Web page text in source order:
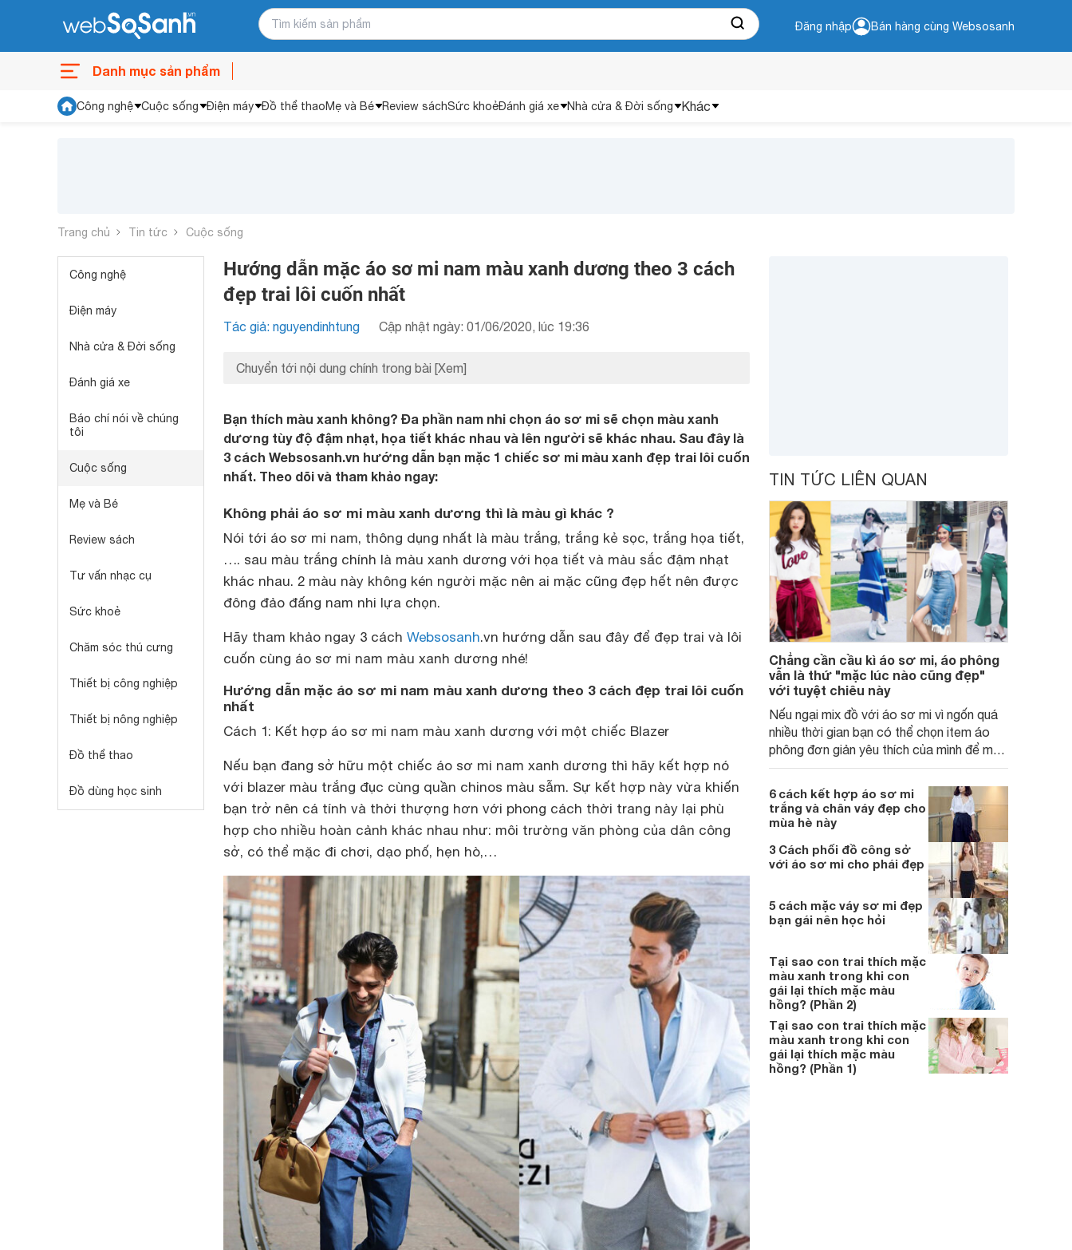
Đăng nhập Bán hàng cùng Websosanh
Danh mục sản phẩm
Công nghệ Cuộc sống Điện máy Đồ thể thaoMẹ và Bé Review sáchSức khoẻĐánh giá xe Nhà cửa & Đời sống Khác
Trang chủ Tin tức Cuộc sống
Công nghệ
Điện máy
Nhà cửa & Đời sống
Đánh giá xe
Báo chí nói về chúng
tôi
Cuộc sống
Mẹ và Bé
Review sách
Tư vấn nhạc cụ
Sức khoẻ
Chăm sóc thú cưng
Thiết bị công nghiệp
Thiết bị nông nghiệp
Đồ thể thao
Đồ dùng học sinh
Hướng dẫn mặc áo sơ mi nam màu xanh dương theo 3 cách
đẹp trai lôi cuốn nhất
Tác giả: nguyendinhtung Cập nhật ngày: 01/06/2020, lúc 19:36
Chuyển tới nội dung chính trong bài [Xem]
Bạn thích màu xanh không? Đa phần nam nhi chọn áo sơ mi sẽ chọn màu xanh
dương tùy độ đậm nhạt, họa tiết khác nhau và lên người sẽ khác nhau. Sau đây là
3 cách Websosanh.vn hướng dẫn bạn mặc 1 chiếc sơ mi màu xanh đẹp trai lôi cuốn
nhất. Theo dõi và tham khảo ngay:
Không phải áo sơ mi màu xanh dương thì là màu gì khác ?
Nói tới áo sơ mi nam, thông dụng nhất là màu trắng, trắng kẻ sọc, trắng họa tiết,
…. sau màu trắng chính là màu xanh dương với họa tiết và màu sắc đậm nhạt
khác nhau. 2 màu này không kén người mặc nên ai mặc cũng đẹp hết nên được
đông đảo đấng nam nhi lựa chọn.
Hãy tham khảo ngay 3 cách Websosanh.vn hướng dẫn sau đây để đẹp trai và lôi
cuốn cùng áo sơ mi nam màu xanh dương nhé!
Hướng dẫn mặc áo sơ mi nam màu xanh dương theo 3 cách đẹp trai lôi cuốn
nhất
Cách 1: Kết hợp áo sơ mi nam màu xanh dương với một chiếc Blazer
Nếu bạn đang sở hữu một chiếc áo sơ mi nam xanh dương thì hãy kết hợp nó
với blazer màu trắng đục cùng quần chinos màu sẫm. Sự kết hợp này vừa khiến
bạn trở nên cá tính và thời thượng hơn với phong cách thời trang này lại phù
hợp cho nhiều hoàn cảnh khác nhau như: môi trường văn phòng của dân công
sở, có thể mặc đi chơi, dạo phố, hẹn hò,…
TIN TỨC LIÊN QUAN
Chẳng cần cầu kì áo sơ mi, áo phông
vẫn là thứ "mặc lúc nào cũng đẹp"
với tuyệt chiêu này
Nếu ngại mix đồ với áo sơ mi vì ngốn quá
nhiều thời gian bạn có thể chọn item áo
phông đơn giản yêu thích của mình để mặc
nhanh với các tuyệt chiêu sau:
6 cách kết hợp áo sơ mi
trắng và chân váy đẹp cho
mùa hè này
3 Cách phối đồ công sở
với áo sơ mi cho phái đẹp
5 cách mặc váy sơ mi đẹp
bạn gái nên học hỏi
Tại sao con trai thích mặc
màu xanh trong khi con
gái lại thích mặc màu
hồng? (Phần 2)
Tại sao con trai thích mặc
màu xanh trong khi con
gái lại thích mặc màu
hồng? (Phần 1)